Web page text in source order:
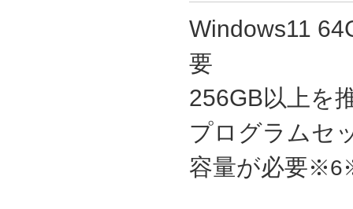
Windows11
要
256GB以上を
プログラムセ
容量が必要